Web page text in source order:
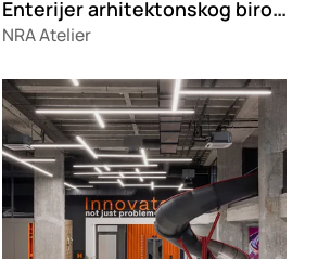
Enterijer arhitektonskog biroa Studio 315
NRA Atelier
Loading